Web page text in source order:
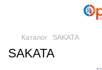
Каталог SAKATA
SAKATA